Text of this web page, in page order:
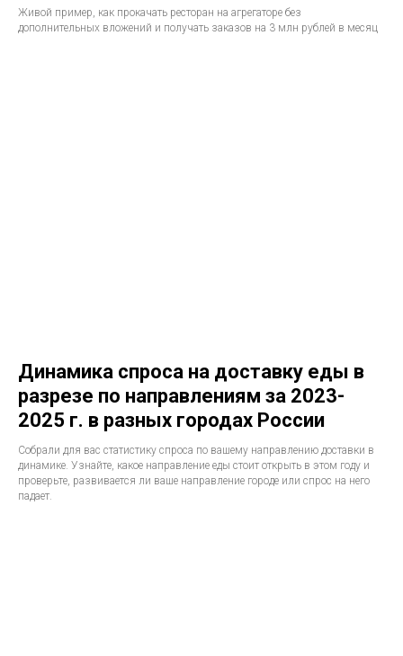
Живой пример, как прокачать ресторан на агрегаторе без
дополнительных вложений и получать заказов на 3 млн рублей в месяц
Динамика спроса на доставку еды в
разрезе по направлениям за 2023-
2025 г. в разных городах России
Собрали для вас статистику спроса по вашему направлению доставки в
динамике. Узнайте, какое направление еды стоит открыть в этом году и
проверьте, развивается ли ваше направление городе или спрос на него
падает.